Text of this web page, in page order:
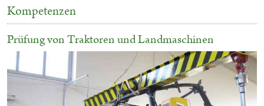
a
r
t
e
e
Kompetenzen
Prüfung von Traktoren und Landmaschinen